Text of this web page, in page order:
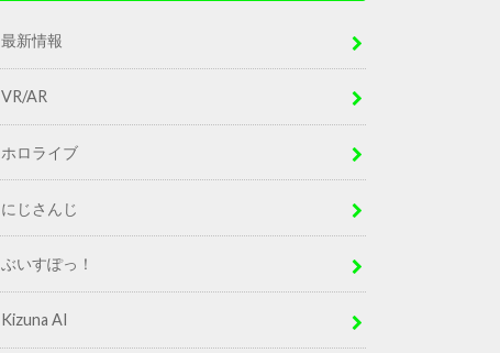
最新情報
VR/AR
ホロライブ
にじさんじ
ぶいすぽっ！
Kizuna AI